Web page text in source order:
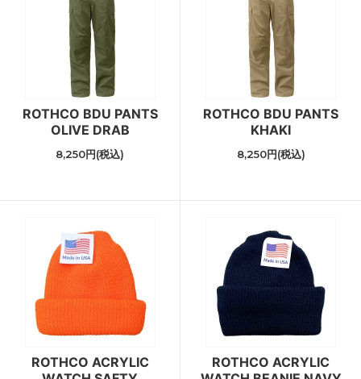
ROTHCO BDU PANTS
OLIVE DRAB
8,250円(税込)
ROTHCO BDU PANTS
KHAKI
8,250円(税込)
ROTHCO ACRYLIC
ROTHCO ACRYLIC